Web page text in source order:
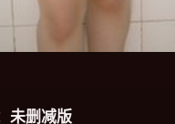
未删减版